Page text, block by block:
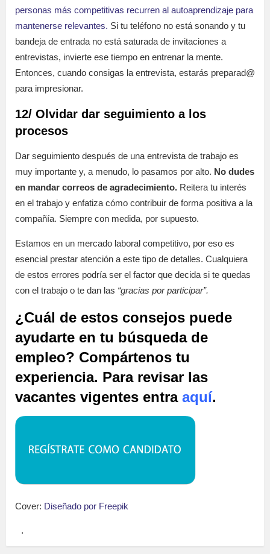
personas más competitivas recurren al autoaprendizaje para
mantenerse relevantes. Si tu teléfono no está sonando y tu
bandeja de entrada no está saturada de invitaciones a
entrevistas, invierte ese tiempo en entrenar la mente.
Entonces, cuando consigas la entrevista, estarás preparad@
para impresionar.
12/ Olvidar dar seguimiento a los
procesos
Dar seguimiento después de una entrevista de trabajo es
muy importante y, a menudo, lo pasamos por alto. No dudes
en mandar correos de agradecimiento. Reitera tu interés
en el trabajo y enfatiza cómo contribuir de forma positiva a la
compañía. Siempre con medida, por supuesto.
Estamos en un mercado laboral competitivo, por eso es
esencial prestar atención a este tipo de detalles. Cualquiera
de estos errores podría ser el factor que decida si te quedas
con el trabajo o te dan las “gracias por participar”.
¿Cuál de estos consejos puede
ayudarte en tu búsqueda de
empleo? Compártenos tu
experiencia. Para revisar las
vacantes vigentes entra aquí.
Cover: Diseñado por Freepik
.